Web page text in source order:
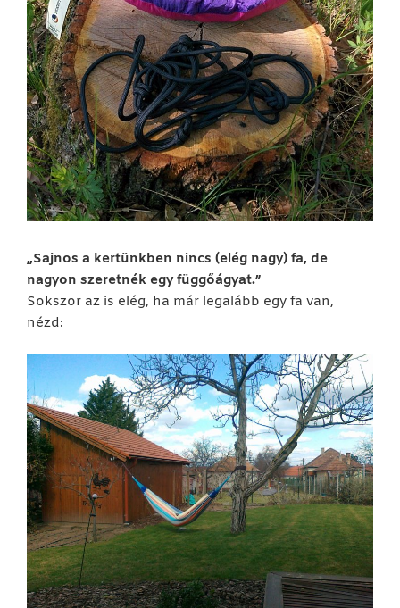
„Sajnos a kertünkben nincs (elég nagy) fa, de
nagyon szeretnék egy függőágyat.”
Sokszor az is elég, ha már legalább egy fa van,
nézd: